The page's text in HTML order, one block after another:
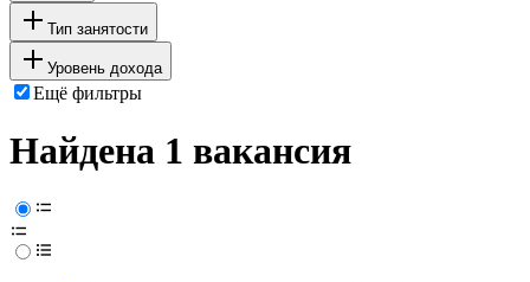
Тип занятости
Уровень дохода
Ещё фильтры
Найдена 1 вакансия